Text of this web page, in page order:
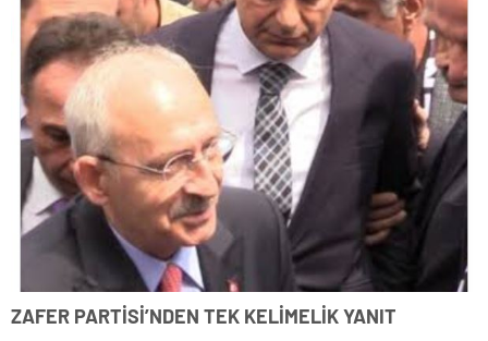
ZAFER PARTİSİ’NDEN TEK KELİMELİK YANIT